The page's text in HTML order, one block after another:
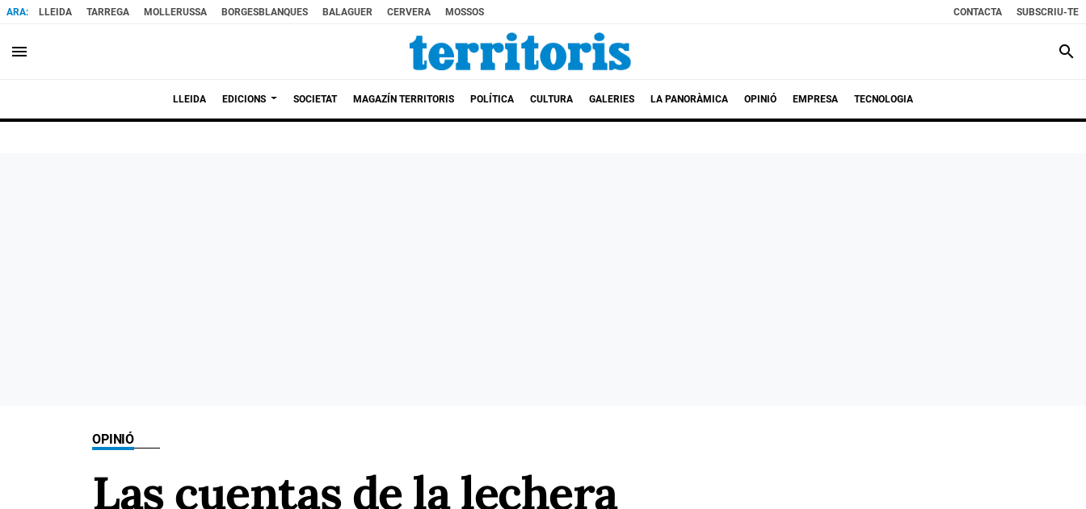
LLEIDA TARREGA MOLLERUSSA BORGESBLANQUES BALAGUER CERVERA MOSSOS CONTACTA SUBSCRIU-TE
menu search
LLEIDA EDICIONS SOCIETAT MAGAZÍN TERRITORIS POLÍTICA CULTURA GALERIES LA PANORÀMICA OPINIÓ EMPRESA TECNOLOGIA
OPINIÓ
Las cuentas de la lechera